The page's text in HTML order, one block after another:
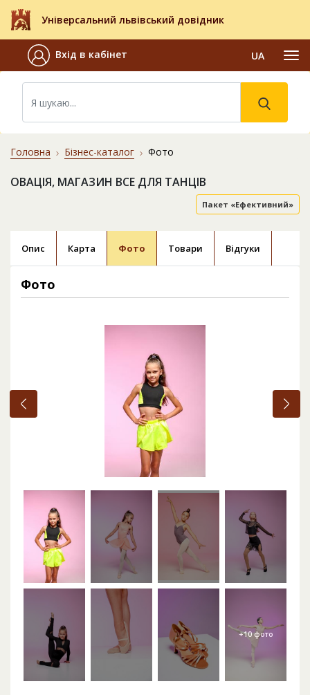
Універсальний львівський довідник
Вхід в кабінет UA
Головна Бізнес-каталог Фото
ОВАЦІЯ, МАГАЗИН ВСЕ ДЛЯ ТАНЦІВ
Пакет «Ефективний»
Опис Карта Фото Товари Відгуки
Фото